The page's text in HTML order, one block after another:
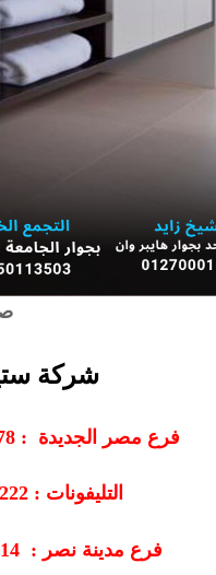
شركة
فرع مصر الجديدة :
التليفونات : 26219222 - 01207565655 - 01013843894
فرع مدينة نصر :14